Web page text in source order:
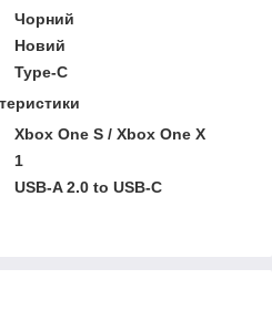
Чорний
Новий
Type-C
Xbox One S / Xbox One X
1
USB-A 2.0 to USB-C